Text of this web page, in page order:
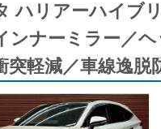
ハリアーハイブ
ンナーミラー／
突軽減／車線逸脱